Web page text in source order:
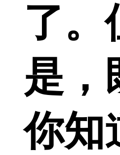
了。
是，
你知